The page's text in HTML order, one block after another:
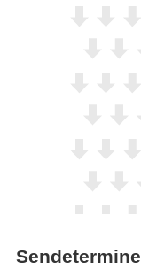
Sendetermine